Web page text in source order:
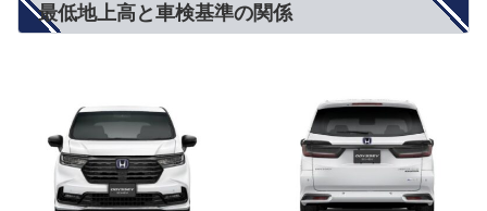
最低地上高と車検基準の関係